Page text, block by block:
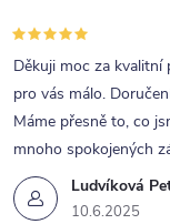
Ludvíková
10.6.2025
Děkuji moc za kvalitní
pro vás málo.
Máme přesně to, co
mnoho spokojených